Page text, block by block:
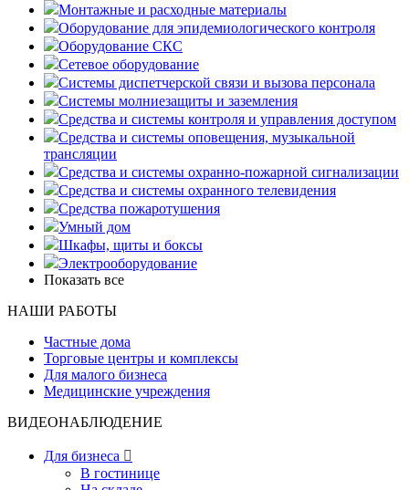
Монтажные и расходные материалы
Оборудование для эпидемиологического контроля
Оборудование СКС
Сетевое оборудование
Системы диспетчерской связи и вызова персонала
Системы молниезащиты и заземления
Средства и системы контроля и управления доступом
Средства и системы оповещения, музыкальной
трансляции
Средства и системы охранно-пожарной сигнализации
Средства и системы охранного телевидения
Средства пожаротушения
Умный дом
Шкафы, щиты и боксы
Электрооборудование
Показать все
НАШИ РАБОТЫ
Частные дома
Торговые центры и комплексы
Для малого бизнеса
Медицинские учреждения
ВИДЕОНАБЛЮДЕНИЕ
Для бизнеса 
В гостинице